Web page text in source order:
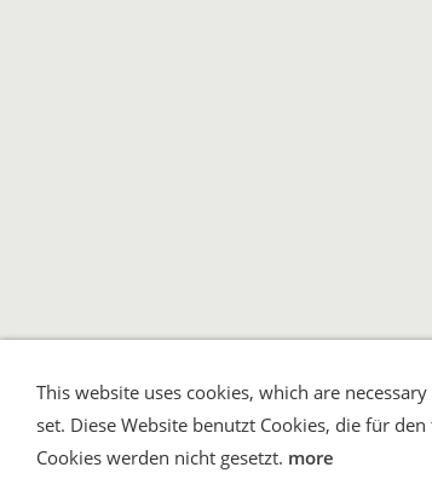
Shipping and Payment AGB /
This website uses cookies, which are
set. Diese Website benutzt Cookies, die für
Cookies werden nicht gesetzt. more